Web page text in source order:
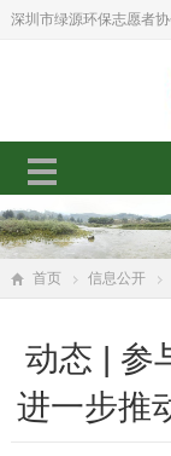
深圳市绿源环保志愿者
首页 信息公开
动态 | 参
进一步推